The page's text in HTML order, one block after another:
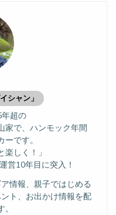
シャン」
超の
家で、ハンモック年間
です。
楽しく！」
営10年目に突入！
情報、親子ではじめる
ト、お出かけ情報を配